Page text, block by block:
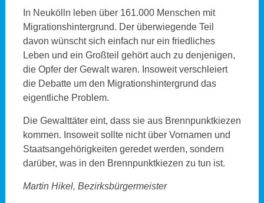
In Neukölln leben über 161.000 Menschen mit
Migrationshintergrund. Der überwiegende Teil
davon wünscht sich einfach nur ein friedliches
Leben und ein Großteil gehört auch zu denjenigen,
die Opfer der Gewalt waren. Insoweit verschleiert
die Debatte um den Migrationshintergrund das
eigentliche Problem.
Die Gewalttäter eint, dass sie aus Brennpunktkiezen
kommen. Insoweit sollte nicht über Vornamen und
Staatsangehörigkeiten geredet werden, sondern
darüber, was in den Brennpunktkiezen zu tun ist.
Martin Hikel, Bezirksbürgermeister